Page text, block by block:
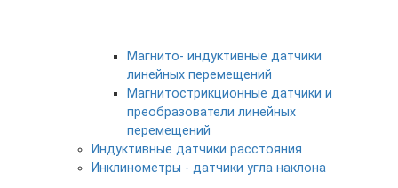
Магнито- индуктивные датчики
линейных перемещений
Магнитострикционные датчики и
преобразователи линейных
перемещений
Индуктивные датчики расстояния
Инклинометры - датчики угла наклона